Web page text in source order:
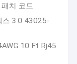
치 코드
스 3.0 43025-
10 Ft Rj45